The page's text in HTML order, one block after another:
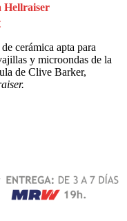
Hellraiser
cerámica apta para
y microondas de la
de Clive Barker,